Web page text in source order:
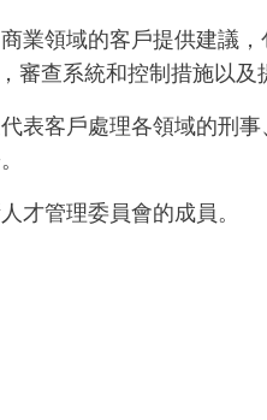
業領域的客戶提供建議
審查系統和控制措施以及
表客戶處理各領域的刑
才管理委員會的成員。